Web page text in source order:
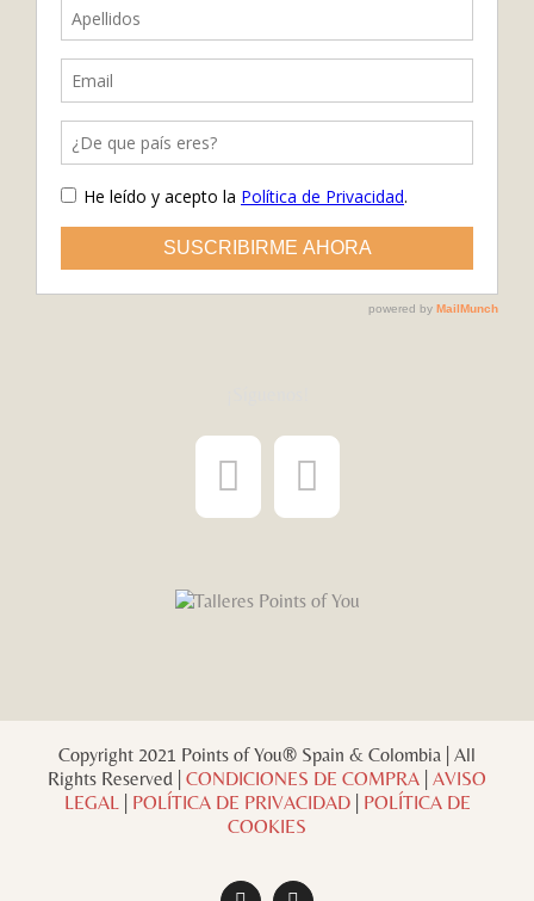
Copyright 2021 Points of You® Spain & Colombia | All
Rights Reserved | CONDICIONES DE COMPRA AVISO
LEGAL| POLÍTICA DE PRIVACIDAD| POLÍTICA DE
COOKIES